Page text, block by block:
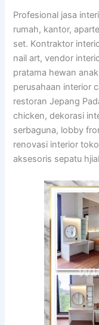
Profesional jasa
rumah, kantor,
set. Kontraktor
nail art, vendor
pratama hewan
perusahaan interior
restoran Jepang
chicken, dekorasi
serbaguna, lobby
renovasi interior
aksesoris sepatu